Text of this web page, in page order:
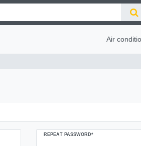
Air
REPEAT PASSWORD*